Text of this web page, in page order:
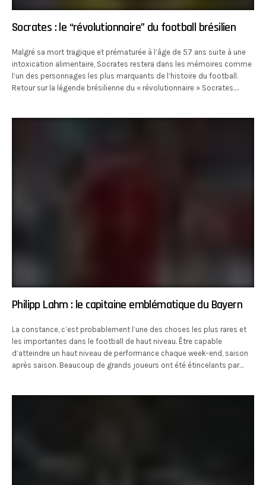
Socrates : le “révolutionnaire” du football brésilien
Malgré sa mort tragique et prématurée à l’âge de 57 ans suite à une
intoxication alimentaire, Socrates restera dans les mémoires comme
l’un des personnages les plus marquants de l’histoire du football.
Retour sur la légende brésilienne du « révolutionnaire » Socrates.…
Philipp Lahm : le capitaine emblématique du Bayern
La constance, c’est probablement l’une des choses les plus rares et
les importantes dans le football de haut niveau. Être capable
d’atteindre un haut niveau de performance chaque week-end, saison
après saison. Beaucoup de grands joueurs ont été étincelants par…